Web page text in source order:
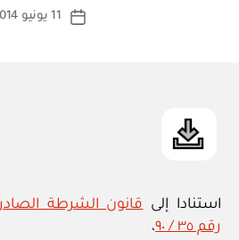
تاريخ
11 يونيو 2014
استنادا إلى قانون الشرطة
رقم ٣٥ / ٩٠
،